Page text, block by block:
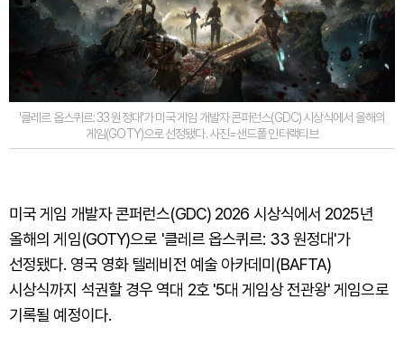
'클레르 옵스퀴르: 33 원정대'가 미국 게임 개발자 콘퍼런스(GDC) 시상식에서 올해의
게임(GOTY)으로 선정됐다. 사진=샌드폴 인터랙티브
미국 게임 개발자 콘퍼런스(GDC) 2026 시상식에서 2025년
올해의 게임(GOTY)으로 '클레르 옵스퀴르: 33 원정대'가
선정됐다. 영국 영화 텔레비전 예술 아카데미(BAFTA)
시상식까지 석권할 경우 역대 2호 '5대 게임상 전관왕' 게임으로
기록될 예정이다.